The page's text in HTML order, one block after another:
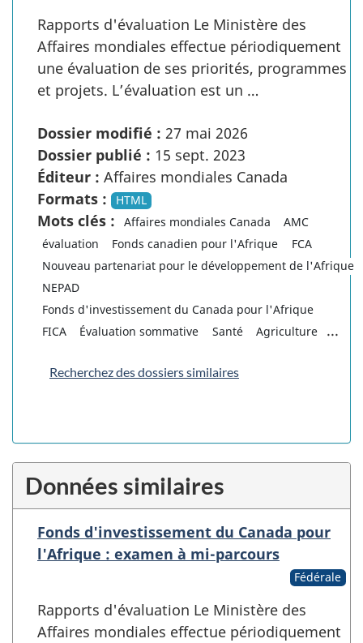
Rapports d'évaluation Le Ministère des
Affaires mondiales effectue périodiquement
une évaluation de ses priorités, programmes
et projets. L’évaluation est un …
Dossier modifié : 27 mai 2026
Dossier publié : 15 sept. 2023
Éditeur : Affaires mondiales Canada
Formats :
HTML
Mots clés : Affaires mondiales Canada
AMC
évaluation
Fonds canadien pour l'Afrique
FCA
Nouveau partenariat pour le développement de l'Afrique
NEPAD
Fonds d'investissement du Canada pour l'Afrique
FICA
Évaluation sommative Santé Agriculture ...
Recherchez des dossiers similaires
Données similaires
Fonds d'investissement du Canada pour
l'Afrique : examen à mi-parcours
Fédérale
Rapports d'évaluation Le Ministère des
Affaires mondiales effectue périodiquement